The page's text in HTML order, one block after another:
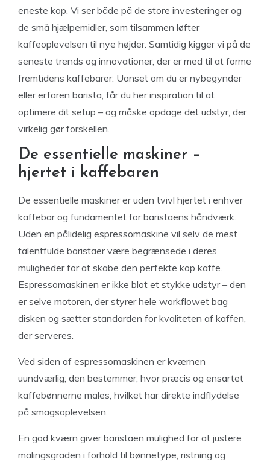
eneste kop. Vi ser både på de store investeringer og
de små hjælpemidler, som tilsammen løfter
kaffeoplevelsen til nye højder. Samtidig kigger vi på de
seneste trends og innovationer, der er med til at forme
fremtidens kaffebarer. Uanset om du er nybegynder
eller erfaren barista, får du her inspiration til at
optimere dit setup – og måske opdage det udstyr, der
virkelig gør forskellen.
De essentielle maskiner –
hjertet i kaffebaren
De essentielle maskiner er uden tvivl hjertet i enhver
kaffebar og fundamentet for baristaens håndværk.
Uden en pålidelig espressomaskine vil selv de mest
talentfulde baristaer være begrænsede i deres
muligheder for at skabe den perfekte kop kaffe.
Espressomaskinen er ikke blot et stykke udstyr – den
er selve motoren, der styrer hele workflowet bag
disken og sætter standarden for kvaliteten af kaffen,
der serveres.
Ved siden af espressomaskinen er kværnen
uundværlig; den bestemmer, hvor præcis og ensartet
kaffebønnerne males, hvilket har direkte indflydelse
på smagsoplevelsen.
En god kværn giver baristaen mulighed for at justere
malingsgraden i forhold til bønnetype, ristning og